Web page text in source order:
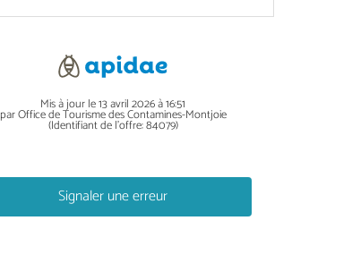
Mis à jour le 13 avril 2026 à 16:51
par Office de Tourisme des Contamines-Montjoie
(Identifiant de l'offre:84079)
Signaler une erreur